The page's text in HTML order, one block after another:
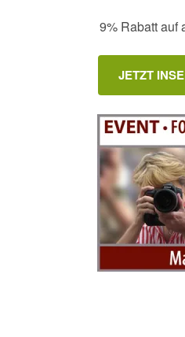
9% Rabatt auf
JETZT